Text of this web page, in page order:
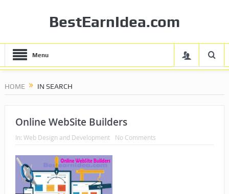
BestEarnIdea.com
Menu
HOME IN SEARCH
Online WebSite Builders
In: Web Design and Development No Comments